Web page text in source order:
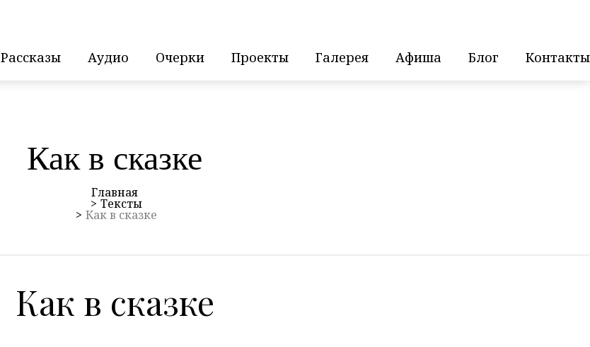
Рассказы Аудио Очерки Проекты Галерея Афиша Блог Контакты
Как в сказке
Главная
Тексты
Как в сказке
Как в сказке